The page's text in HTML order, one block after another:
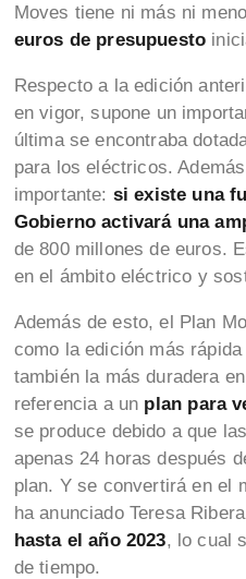
Moves tiene ni más ni
euros de presupuesto
Respecto a la edición
en vigor, supone un
última se encontraba
para los eléctricos.
importante: si existe una
Gobierno activará una
de 800 millones de euros.
en el ámbito eléctrico y
Además de esto, el Plan
como la edición más
también la más duradera
referencia a un plan para
se produce debido a que
apenas 24 horas después
plan. Y se convertirá en el
ha anunciado Teresa
hasta el año 2023, lo cual
de tiempo.